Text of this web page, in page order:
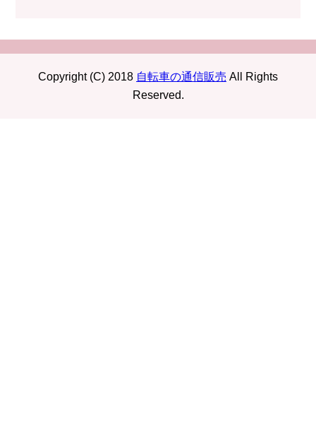
Copyright (C) 2018 自転車の通信販売 All Rights
Reserved.